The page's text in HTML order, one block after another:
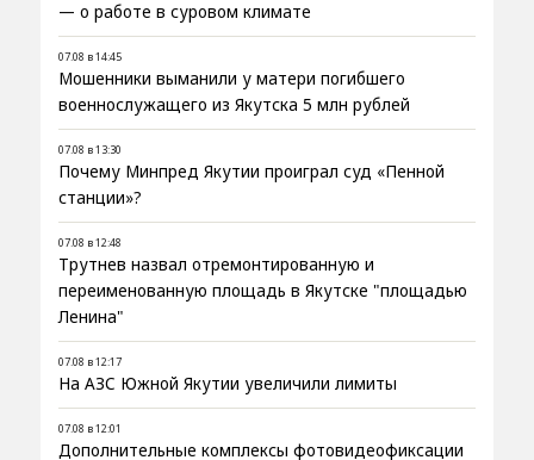
— о работе в суровом климате
07.08 в 14:45
Мошенники выманили у матери погибшего
военнослужащего из Якутска 5 млн рублей
07.08 в 13:30
Почему Минпред Якутии проиграл суд «Пенной
станции»?
07.08 в 12:48
Трутнев назвал отремонтированную и
переименованную площадь в Якутске "площадью
Ленина"
07.08 в 12:17
На АЗС Южной Якутии увеличили лимиты
07.08 в 12:01
Дополнительные комплексы фотовидеофиксации